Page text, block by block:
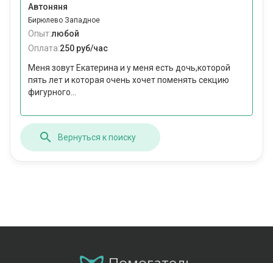
Автоняня
Бирюлево Западное
Опыт:любой
Оплата:250 руб/час
Меня зовут Екатерина и у меня есть дочь,которой
пять лет и которая очень хочет поменять секцию
фигурного...
Вернуться к поиску